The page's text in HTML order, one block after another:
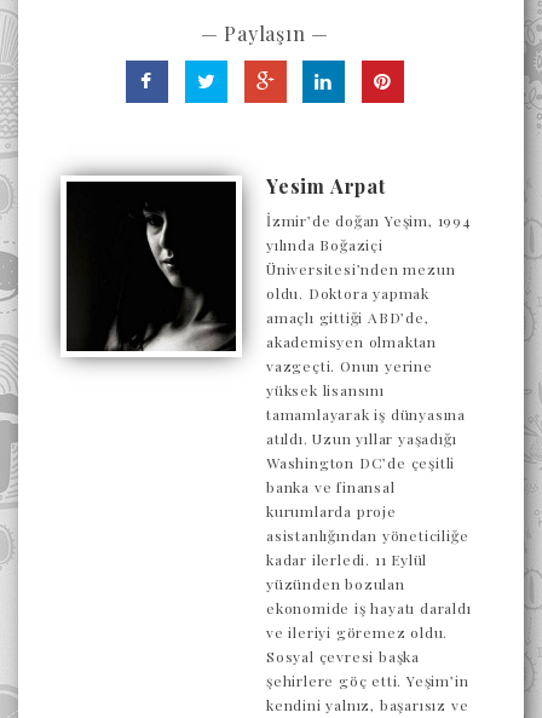
— Paylaşın —
Yesim Arpat
İzmir’de doğan Yeşim, 1994
yılında Boğaziçi
Üniversitesi’nden mezun
oldu. Doktora yapmak
amaçlı gittiği ABD’de,
akademisyen olmaktan
vazgeçti. Onun yerine
yüksek lisansını
tamamlayarak iş dünyasına
atıldı. Uzun yıllar yaşadığı
Washington DC’de çeşitli
banka ve finansal
kurumlarda proje
asistanlığından yöneticiliğe
kadar ilerledi. 11 Eylül
yüzünden bozulan
ekonomide iş hayatı daraldı
ve ileriyi göremez oldu.
Sosyal çevresi başka
şehirlere göç etti. Yeşim’in
kendini yalnız, başarısız ve